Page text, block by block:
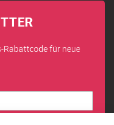
Rabattcode für neue